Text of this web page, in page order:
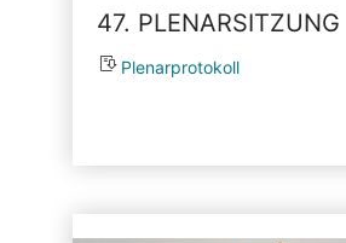
47. PLENARSITZUNG
Plenarprotokoll